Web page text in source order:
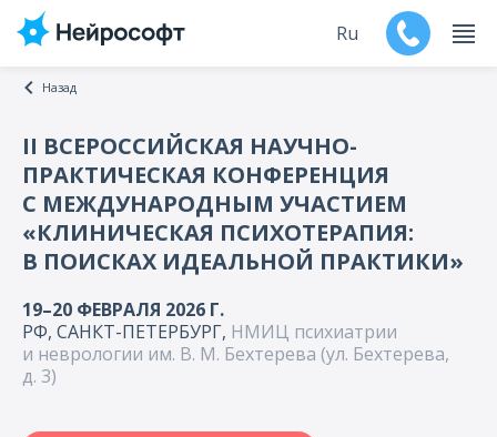
Продукты
Поддержка
Мероприятия
Ru
Назад
II ВСЕРОССИЙСКАЯ НАУЧНО-
ПРАКТИЧЕСКАЯ КОНФЕРЕНЦИЯ
С МЕЖДУНАРОДНЫМ УЧАСТИЕМ
«КЛИНИЧЕСКАЯ ПСИХОТЕРАПИЯ:
В ПОИСКАХ ИДЕАЛЬНОЙ ПРАКТИКИ»
19–20 ФЕВРАЛЯ 2026 Г.
РФ, САНКТ-ПЕТЕРБУРГ, НМИЦ психиатрии
и неврологии им. В. М. Бехтерева (ул. Бехтерева,
д. 3)